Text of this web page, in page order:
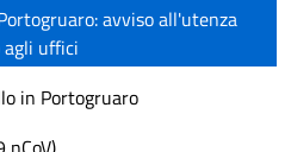
avviso all'utenza
agli uffici
in Portogruaro